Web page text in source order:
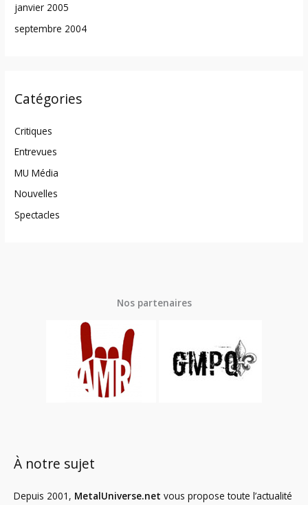
janvier 2005
septembre 2004
Catégories
Critiques
Entrevues
MU Média
Nouvelles
Spectacles
Nos partenaires
À notre sujet
Depuis 2001, MetalUniverse.net vous propose toute l’actualité